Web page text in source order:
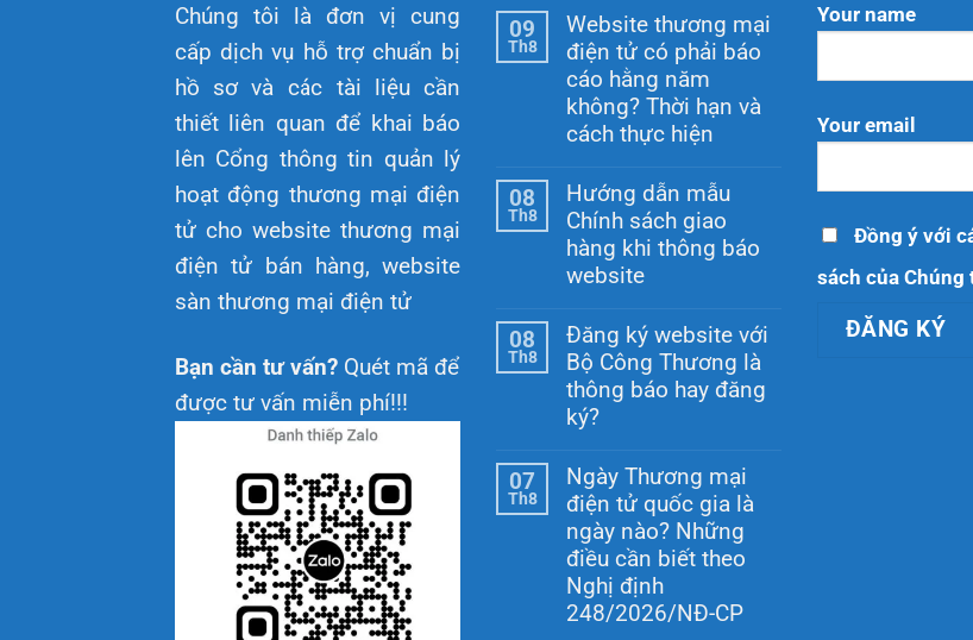
Chúng tôi là đơn vị cung
cấp dịch vụ hỗ trợ chuẩn bị
hồ sơ và các tài liệu cần
thiết liên quan để khai báo
lên Cổng thông tin quản lý
hoạt động thương mại điện
tử cho website thương mại
điện tử bán hàng, website
sàn thương mại điện tử
Bạn cần tư vấn? Quét mã để
được tư vấn miễn phí!!!
09
Th8
Website thương mại
điện tử có phải báo
cáo hằng năm
không? Thời hạn và
cách thực hiện
có
bình
luận
ở
Website
thương
tử
có
phải
báo
cáo
hằng
không?
Thời
hạn
và
cách
thực
hiện
08
Th8
Hướng dẫn mẫu
Chính sách giao
hàng khi thông báo
website
có
bình
luận
ở
Hướng
dẫn
sách
giao
hàng
khi
thông
báo
website
08
Th8
Đăng ký website với
Bộ Công Thương là
thông báo hay đăng
ký?
có
bình
luận
Đăng
ký
website
với
Bộ
07
Th8
Ngày Thương mại
điện tử quốc gia là
ngày nào? Những
điều cần biết theo
Nghị định
248/2026/NĐ-CP
Your name
Your email
Đồng ý với
sách của Chúng